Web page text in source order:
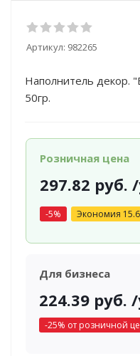
Артикул: 982265
Наполнитель декор.
50гр.
Розничная цена
297.82 руб.
-5% Экономия
Для бизнеса
224.39 руб.
-25% от розничной